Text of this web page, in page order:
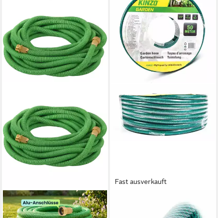
SHOP'N SMILE IDEOON
Gartenschlauch Flexibler
Fast ausverkauft